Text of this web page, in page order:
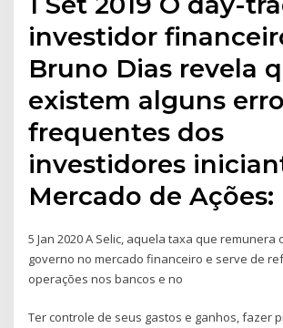
investidor
Bruno Dias revela
existem alguns
frequentes dos
investidores
Mercado de Ações:
5 Jan 2020 A Selic, aquela taxa que remunera
governo no mercado financeiro e serve de
operações nos bancos e no
Ter controle de seus gastos e ganhos, fazer